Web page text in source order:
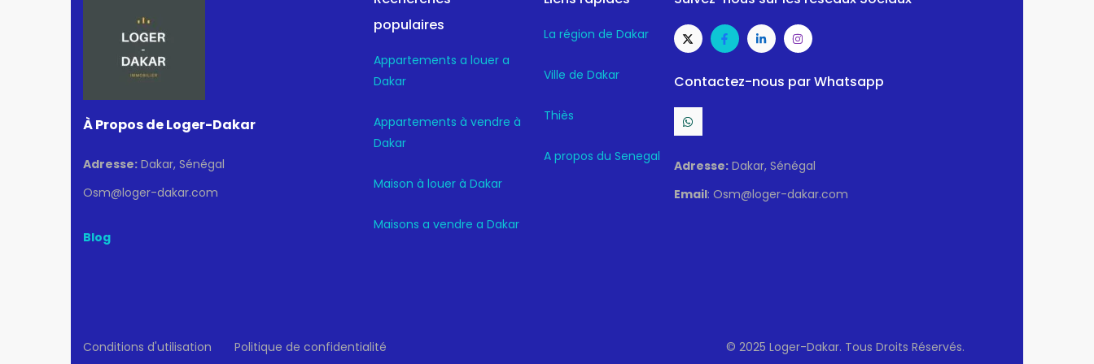
À Propos de Loger-Dakar
Adresse: Dakar, Sénégal
Osm@loger-dakar.com
Blog
populaires
Appartements a louer a
Dakar
Appartements à vendre à
Dakar
Maison à louer à Dakar
Maisons a vendre a Dakar
La région de Dakar
Ville de Dakar
Thiès
A propos du Senegal
Contactez-nous par Whatsapp
Adresse:Dakar, Sénégal
Email: Osm@loger-dakar.com
Conditions d'utilisation Politique de confidentialité © 2025 Loger-Dakar. Tous Droits Réservés.